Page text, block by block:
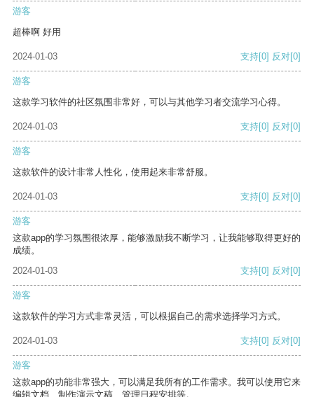
游客
超棒啊 好用
2024-01-03 支持[0] 反对[0]
游客
这款学习软件的社区氛围非常好，可以与其他学习者交流学习心得。
2024-01-03 支持[0] 反对[0]
游客
这款软件的设计非常人性化，使用起来非常舒服。
2024-01-03 支持[0] 反对[0]
游客
这款app的学习氛围很浓厚，能够激励我不断学习，让我能够取得更好的
成绩。
2024-01-03
支持[0] 反对[0]
游客
这款软件的学习方式非常灵活，可以根据自己的需求选择学习方式。
2024-01-03 支持[0] 反对[0]
游客
这款app的功能非常强大，可以满足我所有的工作需求。我可以使用它来
编辑文档、制作演示文稿、管理日程安排等。